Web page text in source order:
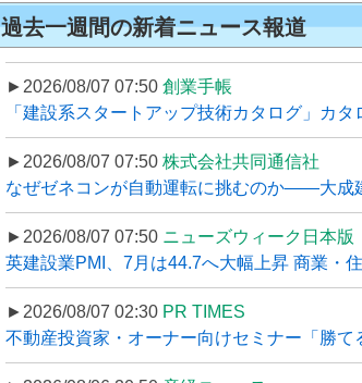
過去一週間の新着ニュース報道
►2026/08/07 07:50 創業手帳
「建設系スタートアップ技術カタログ」カ
►2026/08/07 07:50 株式会社共同通信社
なぜゼネコンが自動運転に挑むのか――大成
►2026/08/07 07:50 ニューズウィーク日本版
英建設業PMI、7月は44.7へ大幅上昇 商業・
►2026/08/07 02:30 PR TIMES
不動産投資家・オーナー向けセミナー「勝て